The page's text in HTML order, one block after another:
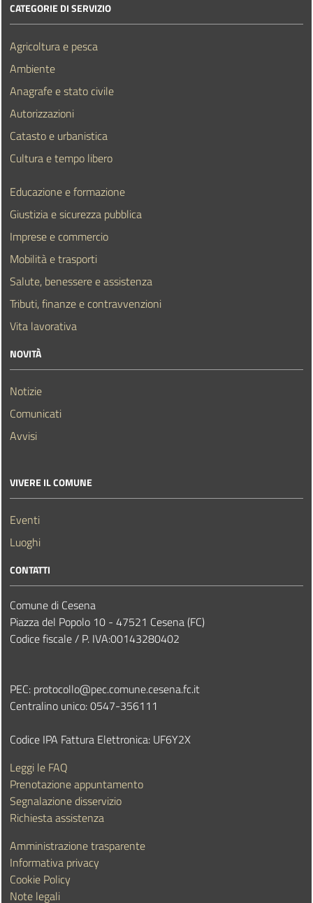
CATEGORIE DI SERVIZIO
Agricoltura e pesca
Ambiente
Anagrafe e stato civile
Autorizzazioni
Catasto e urbanistica
Cultura e tempo libero
Educazione e formazione
Giustizia e sicurezza pubblica
Imprese e commercio
Mobilità e trasporti
Salute, benessere e assistenza
Tributi, finanze e contravvenzioni
Vita lavorativa
NOVITÀ
Notizie
Comunicati
Avvisi
VIVERE IL COMUNE
Eventi
Luoghi
CONTATTI
Comune di Cesena
Piazza del Popolo 10 - 47521 Cesena (FC)
Codice fiscale / P. IVA:00143280402
PEC: protocollo@pec.comune.cesena.fc.it
Centralino unico: 0547-356111
Codice IPA Fattura Elettronica: UF6Y2X
Leggi le FAQ
Prenotazione appuntamento
Segnalazione disservizio
Richiesta assistenza
Amministrazione trasparente
Informativa privacy
Cookie Policy
Note legali